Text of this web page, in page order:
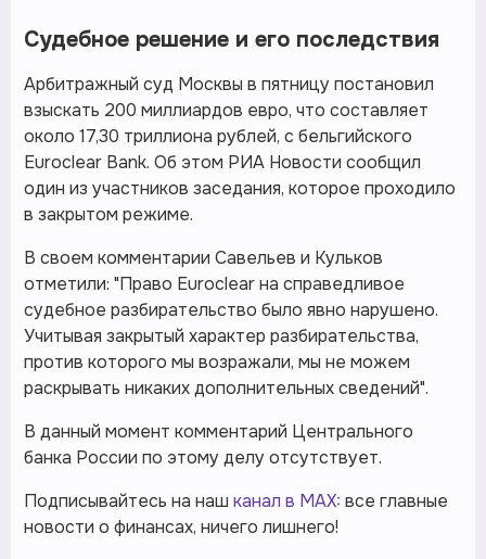
Судебное решение и его последствия
Арбитражный суд Москвы в пятницу постановил
взыскать 200 миллиардов евро, что составляет
около 17,30 триллиона рублей, с бельгийского
Euroclear Bank. Об этом РИА Новости сообщил
один из участников заседания, которое проходило
в закрытом режиме.
В своем комментарии Савельев и Кульков
отметили: "Право Euroclear на справедливое
судебное разбирательство было явно нарушено.
Учитывая закрытый характер разбирательства,
против которого мы возражали, мы не можем
раскрывать никаких дополнительных сведений".
В данный момент комментарий Центрального
банка России по этому делу отсутствует.
Подписывайтесь на наш канал в MAX: все главные
новости о финансах, ничего лишнего!